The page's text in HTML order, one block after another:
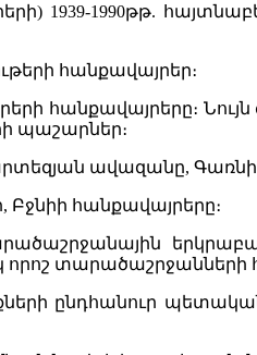
1939-1990թթ.
հանքավայրեր։
հանքավայրերը։
պաշարներ։
ավազանը,
Բջնիի հանքավայրերը։
տարածաշրջանների
ընդհանուր պետական